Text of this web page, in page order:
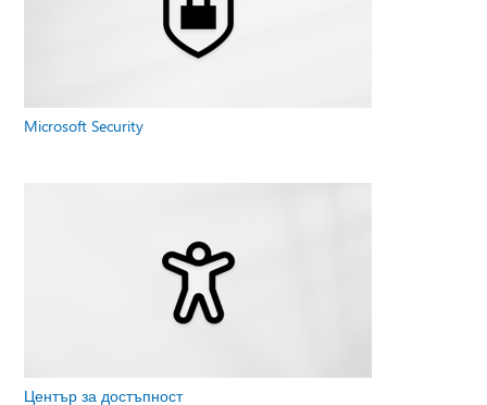
Microsoft Security
Център за достъпност